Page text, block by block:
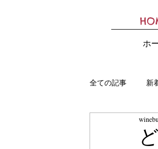
ホ
全ての記事 新